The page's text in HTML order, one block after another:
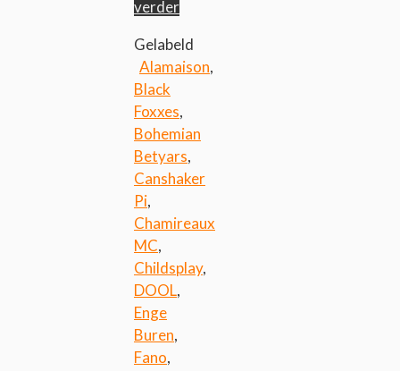
verder
Gelabeld
Alamaison,
Black
Foxxes,
Bohemian
Betyars,
Canshaker
Pi,
Chamireaux
MC,
Childsplay,
DOOL,
Enge
Buren,
Fano,